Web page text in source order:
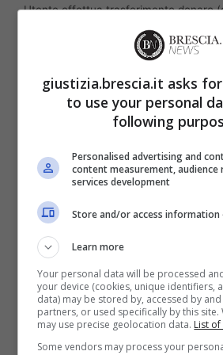
Utente effettua trasferimento denaro
I bonifici istantanei dovranno
su tutti i canali: home
filiali, smartphone e varie
a un nuovo sistema di
Verification of Payee, (VoP),
obbligatorio e gratuito
che tutela il cliente da truffe
infatti, ha spesso causato
vario genere.
Bonifico
giustizia.brescia.it asks
to use your personal
following
Personalised advertising and
content measurement, audience
services development
Store and/or access information
Learn more
Your personal data will be processed
your device (cookies, unique identifiers,
data) may be stored by, accessed by
partners, or used specifically by this
may use precise geolocation data. List
Some vendors may process your